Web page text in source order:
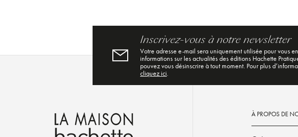
Inscrivez-vous à notre newsletter
Votre adresse e-mail sera uniquement utilisée pour vous
informations sur les actualités des éditions Hachette
pouvez vous désinscrire à tout moment. Pour plus
cliquez ici.
À PROPOS DE